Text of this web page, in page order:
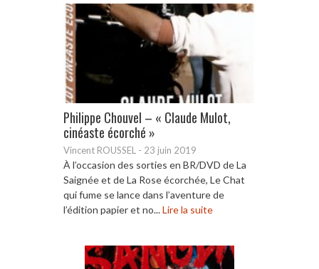
Philippe Chouvel – « Claude Mulot,
cinéaste écorché »
Vincent ROUSSEL - 23 juin 2019
À l’occasion des sorties en BR/DVD de La
Saignée et de La Rose écorchée, Le Chat
qui fume se lance dans l’aventure de
l’édition papier et no...Lire la suite